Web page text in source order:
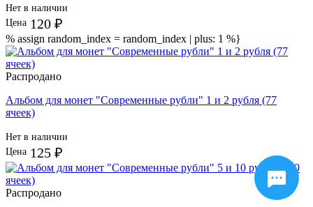
Нет в наличии
Цена 120 ₽
% assign random_index = random_index | plus: 1 %}
Распродано
Альбом для монет "Современные рубли" 1 и 2 рубля (77
ячеек)
Нет в наличии
Цена 125 ₽
Распродано